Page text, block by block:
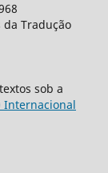
da Tradução
sob a
Internacional